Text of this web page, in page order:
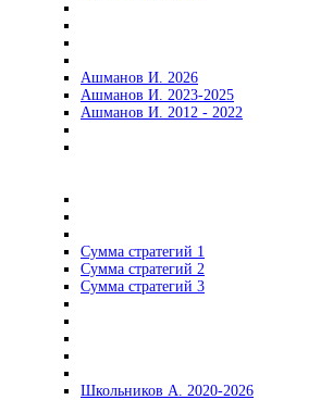
Ашманов И. 2026
Ашманов И. 2023-2025
Ашманов И. 2012 - 2022
Сумма стратегий 1
Сумма стратегий 2
Сумма стратегий 3
Школьников А. 2020-2026